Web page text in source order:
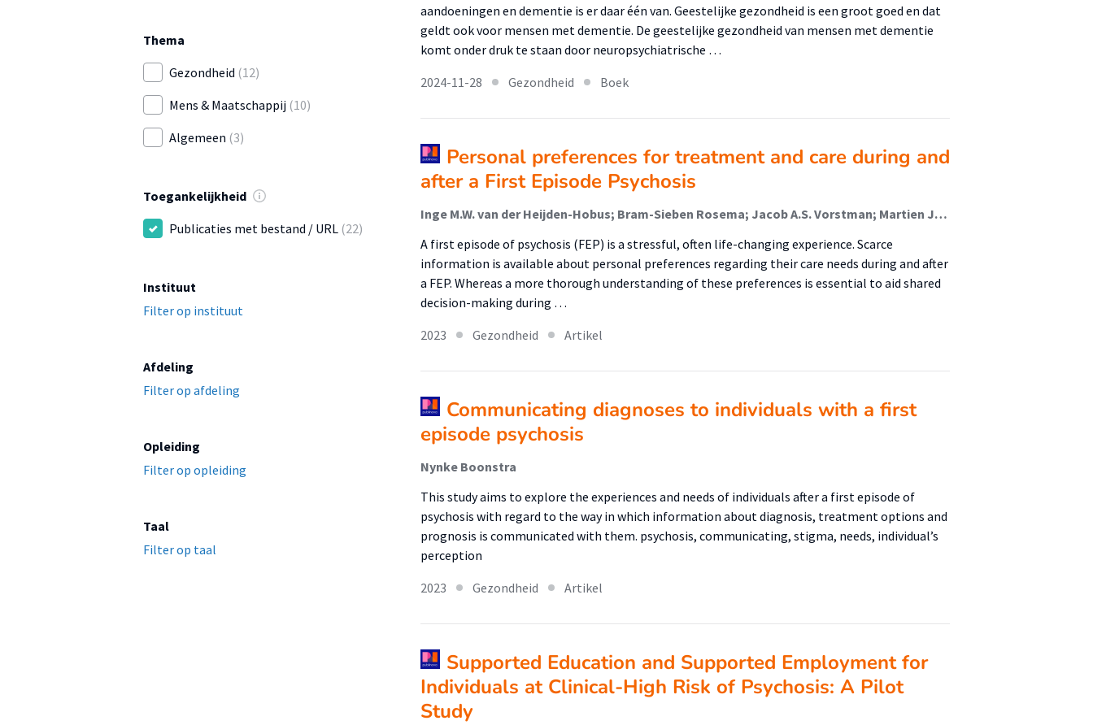
Thema
Gezondheid (12)
Mens & Maatschappij (10)
Algemeen (3)
Toegankelijkheid
Publicaties met bestand / URL (22)
Instituut
Filter op instituut
Afdeling
Filter op afdeling
Opleiding
Filter op opleiding
Taal
Filter op taal
aandoeningen en dementie is er daar één van. Geestelijke gezondheid is een groot goed en dat
geldt ook voor mensen met dementie. De geestelijke gezondheid van mensen met dementie
komt onder druk te staan door neuropsychiatrische …
2024-11-28
Gezondheid Boek
Personal preferences for treatment and care during and
after a First Episode Psychosis
Inge M.W. van der Heijden-Hobus; Bram-Sieben Rosema; Jacob A.S. Vorstman; Martien J.H. Kas; Sigrid K. Franke; Nynke Boonstra; Iris E.C. Sommer
A first episode of psychosis (FEP) is a stressful, often life-changing experience. Scarce
information is available about personal preferences regarding their care needs during and after
a FEP. Whereas a more thorough understanding of these preferences is essential to aid shared
decision-making during …
2023
Gezondheid Artikel
Communicating diagnoses to individuals with a first
episode psychosis
Nynke Boonstra
This study aims to explore the experiences and needs of individuals after a first episode of
psychosis with regard to the way in which information about diagnosis, treatment options and
prognosis is communicated with them. psychosis, communicating, stigma, needs, individual’s
perception
2023
Gezondheid Artikel
Supported Education and Supported Employment for
Individuals at Clinical-High Risk of Psychosis: A Pilot
Study